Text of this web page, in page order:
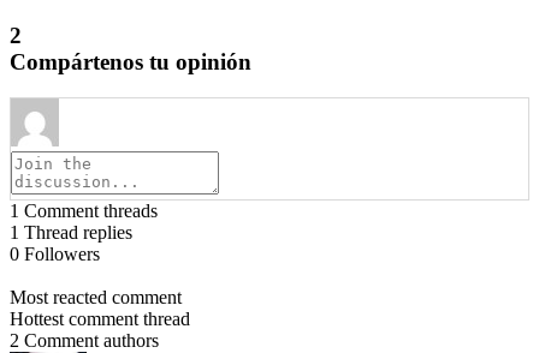
2
Compártenos tu opinión
1 Comment threads
1 Thread replies
0 Followers
Most reacted comment
Hottest comment thread
2 Comment authors